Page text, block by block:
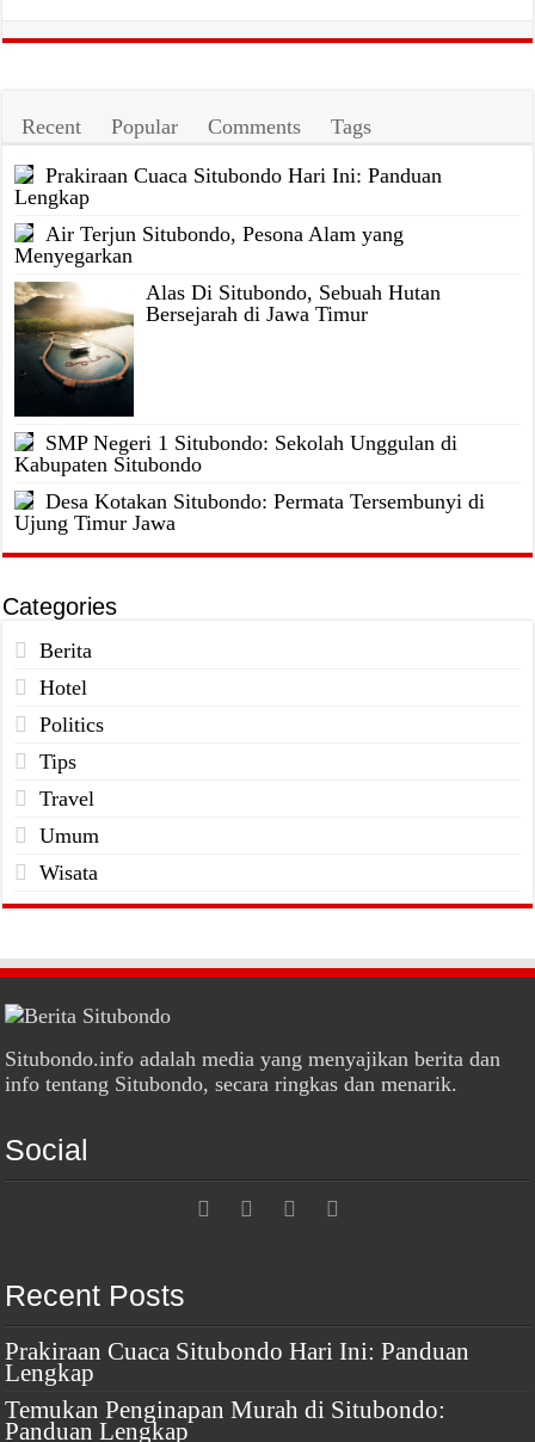
Recent Popular Comments Tags
Prakiraan Cuaca Situbondo Hari Ini: Panduan
Lengkap
Air Terjun Situbondo, Pesona Alam yang
Menyegarkan
Alas Di Situbondo, Sebuah Hutan
Bersejarah di Jawa Timur
SMP Negeri 1 Situbondo: Sekolah Unggulan di
Kabupaten Situbondo
Desa Kotakan Situbondo: Permata Tersembunyi di
Ujung Timur Jawa
Categories
Berita
Hotel
Politics
Tips
Travel
Umum
Wisata
Situbondo.info adalah media yang menyajikan berita dan
info tentang Situbondo, secara ringkas dan menarik.
Social
Recent Posts
Prakiraan Cuaca Situbondo Hari Ini: Panduan
Lengkap
Temukan Penginapan Murah di Situbondo:
Panduan Lengkap